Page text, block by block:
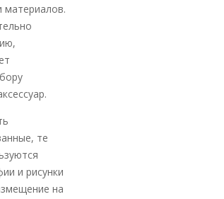
материалов.
те
и рисунки
на